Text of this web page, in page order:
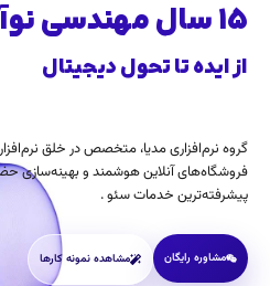
۱۵ سال مهندسی نوآوری
از ایده تا تحول دیجیتال
گروه نرم‌افزاری مدیا، متخصص در خلق
فروشگاه‌های آنلاین هوشمند و بهینه‌سازی
پیشرفته‌ترین خدمات سئو .
مشاوره رایگان مشاهده نمونه کارها